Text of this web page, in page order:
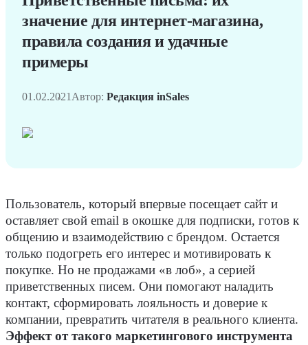
значение для интернет-магазина,
правила создания и удачные
примеры
01.02.2021 Автор: Редакция inSales
Пользователь, который впервые посещает сайт и
оставляет свой email в окошке для подписки, готов к
общению и взаимодействию с брендом. Остается
только подогреть его интерес и мотивировать к
покупке. Но не продажами «в лоб», а серией
приветственных писем. Они помогают наладить
контакт, сформировать лояльность и доверие к
компании, превратить читателя в реального клиента.
Эффект от такого маркетингового инструмента